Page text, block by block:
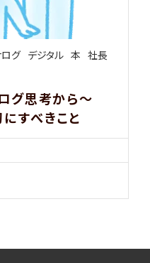
グ デジタル 本 社長
グ思考から～
すべきこと